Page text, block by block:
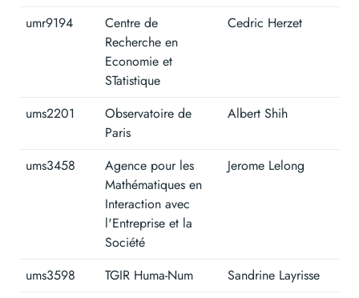
umr9194
Centre de
Recherche en
Economie et
STatistique
Cedric Herzet
ums2201
Observatoire de
Paris
Albert Shih
ums3458
Agence pour les
Mathématiques en
Interaction avec
l'Entreprise et la
Société
Jerome Lelong
ums3598 TGIR Huma-Num
Sandrine Layrisse